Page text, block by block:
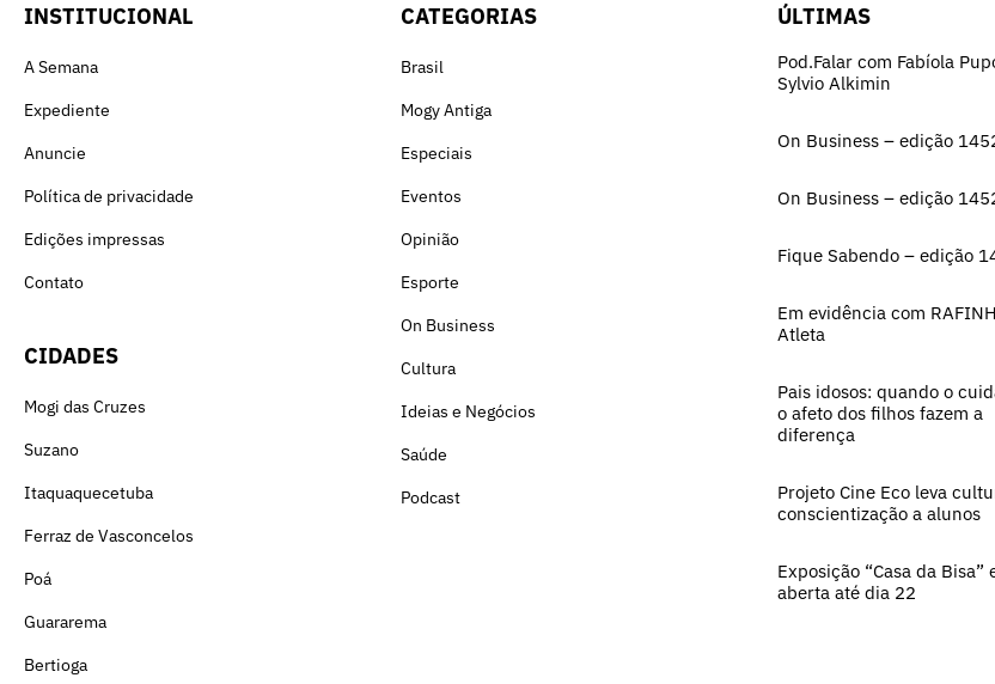
INSTITUCIONAL
A Semana
Expediente
Anuncie
Política de privacidade
Edições impressas
Contato
CIDADES
Mogi das Cruzes
Suzano
Itaquaquecetuba
Ferraz de Vasconcelos
Poá
Guararema
Bertioga
CATEGORIAS
Brasil
Mogy Antiga
Especiais
Eventos
Opinião
Esporte
On Business
Cultura
Ideias e Negócios
Saúde
Podcast
ÚLTIMAS
Pod.Falar com Fabíola
Sylvio Alkimin
On Business – edição
On Business – edição
Fique Sabendo – edição
Em evidência com
Atleta
Pais idosos: quando o
o afeto dos filhos fazem a
diferença
Projeto Cine Eco leva
conscientização a alunos
Exposição “Casa da Bisa”
aberta até dia 22